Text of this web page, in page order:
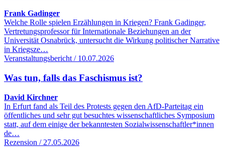
Frank Gadinger
Welche Rolle spielen Erzählungen in Kriegen? Frank Gadinger,
Vertretungsprofessor für Internationale Beziehungen an der
Universität Osnabrück, untersucht die Wirkung politischer Narrative
in Kriegsze…
Veranstaltungsbericht / 10.07.2026
Was tun, falls das Faschismus ist?
David Kirchner
In Erfurt fand als Teil des Protests gegen den AfD-Parteitag ein
öffentliches und sehr gut besuchtes wissenschaftliches Symposium
statt, auf dem einige der bekanntesten Sozialwissenschaftler*innen
de…
Rezension / 27.05.2026